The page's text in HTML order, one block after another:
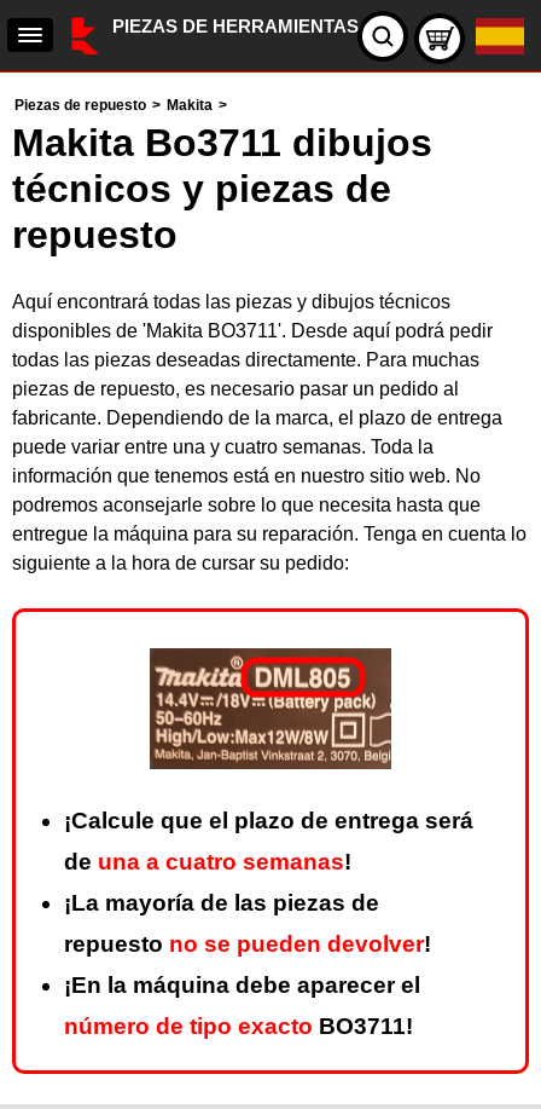
PIEZAS DE HERRAMIENTAS
Piezas de repuesto > Makita >
Makita Bo3711 dibujos
técnicos y piezas de
repuesto
Aquí encontrará todas las piezas y dibujos técnicos
disponibles de 'Makita BO3711'. Desde aquí podrá pedir
todas las piezas deseadas directamente. Para muchas
piezas de repuesto, es necesario pasar un pedido al
fabricante. Dependiendo de la marca, el plazo de entrega
puede variar entre una y cuatro semanas. Toda la
información que tenemos está en nuestro sitio web. No
podremos aconsejarle sobre lo que necesita hasta que
entregue la máquina para su reparación. Tenga en cuenta lo
siguiente a la hora de cursar su pedido:
¡Calcule que el plazo de entrega será
de una a cuatro semanas!
¡La mayoría de las piezas de
repuesto no se pueden devolver!
¡En la máquina debe aparecer el
número de tipo exacto BO3711!